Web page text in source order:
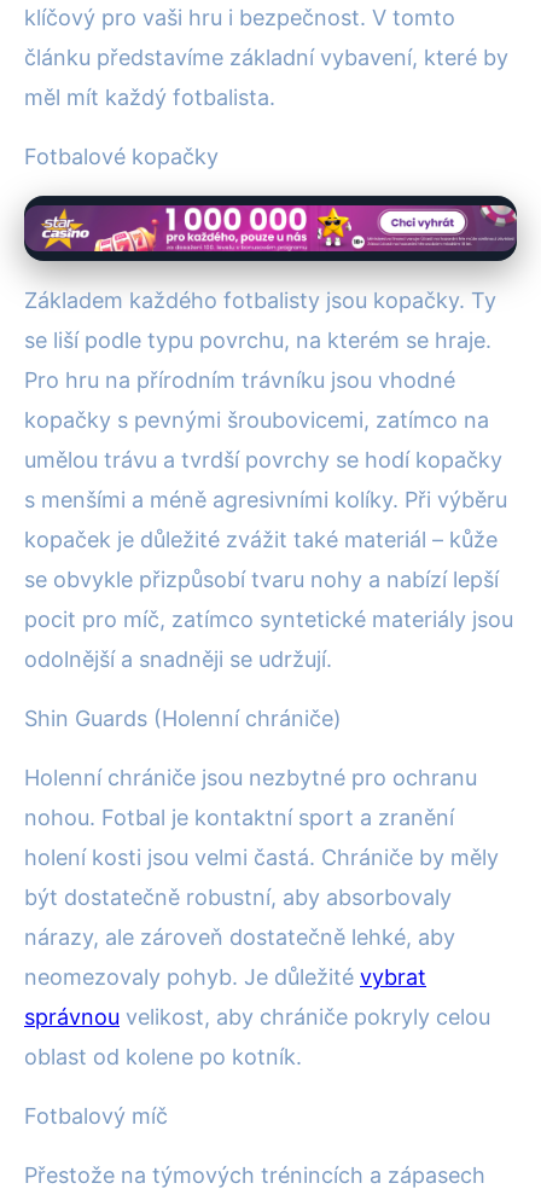
klíčový pro vaši hru i bezpečnost. V tomto
článku představíme základní vybavení, které by
měl mít každý fotbalista.
Fotbalové kopačky
Základem každého fotbalisty jsou kopačky. Ty
se liší podle typu povrchu, na kterém se hraje.
Pro hru na přírodním trávníku jsou vhodné
kopačky s pevnými šroubovicemi, zatímco na
umělou trávu a tvrdší povrchy se hodí kopačky
s menšími a méně agresivními kolíky. Při výběru
kopaček je důležité zvážit také materiál – kůže
se obvykle přizpůsobí tvaru nohy a nabízí lepší
pocit pro míč, zatímco syntetické materiály jsou
odolnější a snadněji se udržují.
Shin Guards (Holenní chrániče)
Holenní chrániče jsou nezbytné pro ochranu
nohou. Fotbal je kontaktní sport a zranění
holení kosti jsou velmi častá. Chrániče by měly
být dostatečně robustní, aby absorbovaly
nárazy, ale zároveň dostatečně lehké, aby
neomezovaly pohyb. Je důležité vybrat
správnou velikost, aby chrániče pokryly celou
oblast od kolene po kotník.
Fotbalový míč
Přestože na týmových trénincích a zápasech